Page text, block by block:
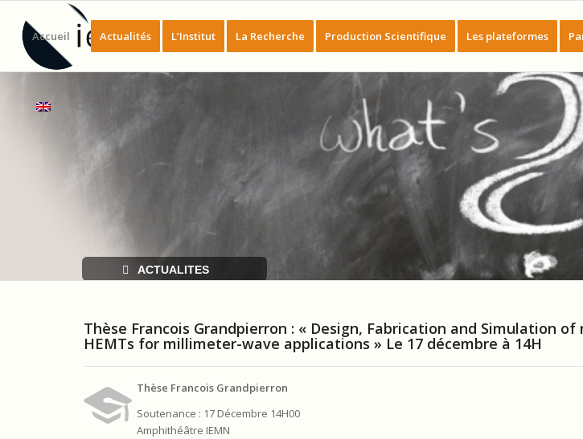
Accueil Actualités L’Institut La Recherche Production Scientifique Les plateformes
ACTUALITES
Thèse Francois Grandpierron : « Design, Fabrication and Simulation
HEMTs for millimeter-wave applications » Le 17 décembre à 14H
Thèse Francois Grandpierron
Soutenance : 17 Décembre 14H00
Amphithéâtre IEMN